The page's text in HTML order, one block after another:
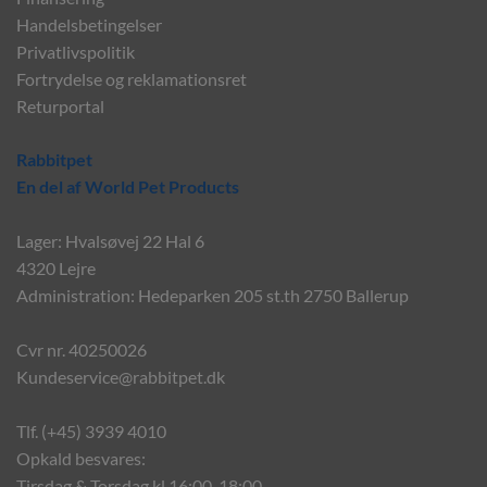
Handelsbetingelser
Privatlivspolitik
Fortrydelse og reklamationsret
Returportal
Rabbitpet
En del af World Pet Products
Lager: Hvalsøvej 22 Hal 6
4320 Lejre
Administration: Hedeparken 205 st.th 2750 Ballerup
Cvr nr. 40250026
Kundeservice@rabbitpet.dk
Tlf. (+45) 3939 4010
Opkald besvares: